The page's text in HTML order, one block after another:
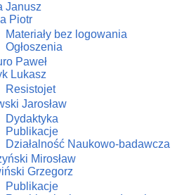
Janusz
Piotr
Materiały bez logowania
Ogłoszenia
Paweł
Lukasz
Resistojet
Jarosław
Dydaktyka
Publikacje
Działalność Naukowo-badawcza
Mirosław
Grzegorz
Publikacje